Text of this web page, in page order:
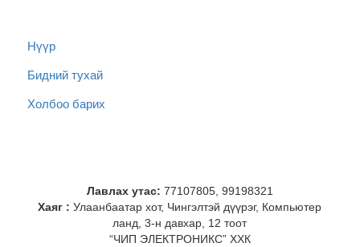
Нүүр
Бидний тухай
Холбоо барих
Лавлах утас: 77107805, 99198321
Хаяг : Улаанбаатар хот, Чингэлтэй дүүрэг, Компьютер
ланд, 3-н давхар, 12 тоот
“ЧИП ЭЛЕКТРОНИКС” ХХК